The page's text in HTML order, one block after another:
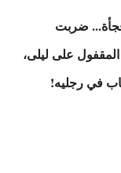
ضربت
على ليلى،
في رجليه!